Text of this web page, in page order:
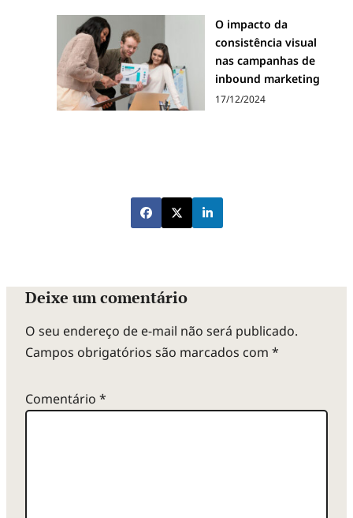
O impacto da
consistência visual
nas campanhas de
inbound marketing
17/12/2024
Deixe um comentário
O seu endereço de e-mail não será publicado.
Campos obrigatórios são marcados com *
Comentário *